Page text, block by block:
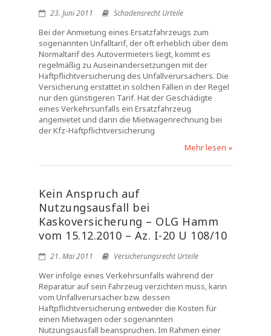
23. Juni 2011 Schadensrecht Urteile
Bei der Anmietung eines Ersatzfahrzeugs zum
sogenannten Unfalltarif, der oft erheblich über dem
Normaltarif des Autovermieters liegt, kommt es
regelmäßig zu Auseinandersetzungen mit der
Haftpflichtversicherung des Unfallverursachers. Die
Versicherung erstattet in solchen Fällen in der Regel
nur den günstigeren Tarif. Hat der Geschädigte
eines Verkehrsunfalls ein Ersatzfahrzeug
angemietet und dann die Mietwagenrechnung bei
der Kfz-Haftpflichtversicherung
Mehr lesen »
Kein Anspruch auf
Nutzungsausfall bei
Kaskoversicherung – OLG Hamm
vom 15.12.2010 – Az. I-20 U 108/10
21. Mai 2011 Versicherungsrecht Urteile
Wer infolge eines Verkehrsunfalls während der
Reparatur auf sein Fahrzeug verzichten muss, kann
vom Unfallverursacher bzw. dessen
Haftpflichtversicherung entweder die Kosten für
einen Mietwagen oder sogenannten
Nutzungsausfall beanspruchen. Im Rahmen einer